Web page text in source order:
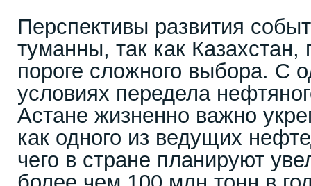
Перспективы развития
туманны, так как Казахстан,
пороге сложного выбора. С
условиях передела
Астане жизненно важно
как одного из ведущих
чего в стране планируют